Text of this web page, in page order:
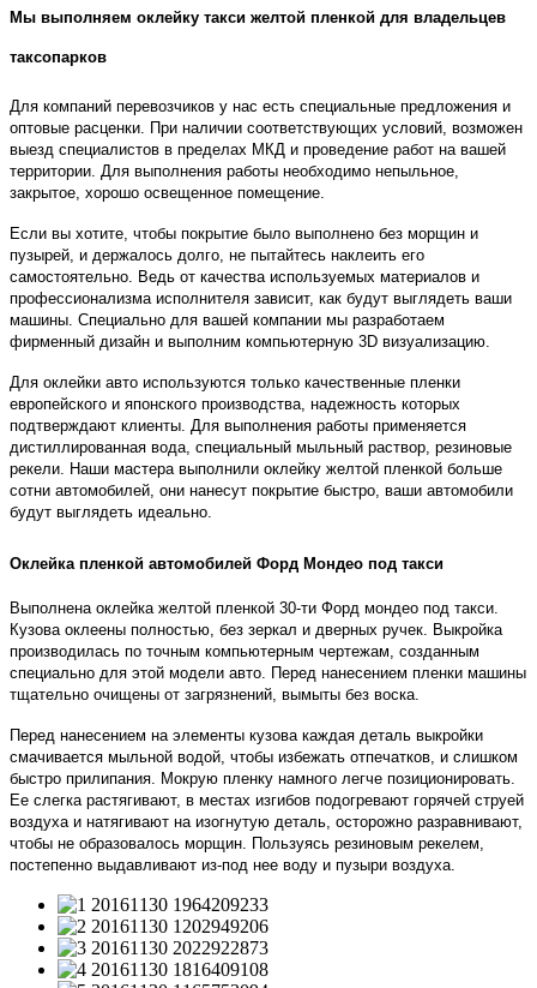
Мы выполняем оклейку такси желтой пленкой для владельцев
таксопарков
Для компаний перевозчиков у нас есть специальные предложения и
оптовые расценки. При наличии соответствующих условий, возможен
выезд специалистов в пределах МКД и проведение работ на вашей
территории. Для выполнения работы необходимо непыльное,
закрытое, хорошо освещенное помещение.
Если вы хотите, чтобы покрытие было выполнено без морщин и
пузырей, и держалось долго, не пытайтесь наклеить его
самостоятельно. Ведь от качества используемых материалов и
профессионализма исполнителя зависит, как будут выглядеть ваши
машины. Специально для вашей компании мы разработаем
фирменный дизайн и выполним компьютерную 3D визуализацию.
Для оклейки авто используются только качественные пленки
европейского и японского производства, надежность которых
подтверждают клиенты. Для выполнения работы применяется
дистиллированная вода, специальный мыльный раствор, резиновые
рекели. Наши мастера выполнили оклейку желтой пленкой больше
сотни автомобилей, они нанесут покрытие быстро, ваши автомобили
будут выглядеть идеально.
Оклейка пленкой автомобилей Форд Мондео под такси
Выполнена оклейка желтой пленкой 30-ти Форд мондео под такси.
Кузова оклеены полностью, без зеркал и дверных ручек. Выкройка
производилась по точным компьютерным чертежам, созданным
специально для этой модели авто. Перед нанесением пленки машины
тщательно очищены от загрязнений, вымыты без воска.
Перед нанесением на элементы кузова каждая деталь выкройки
смачивается мыльной водой, чтобы избежать отпечатков, и слишком
быстро прилипания. Мокрую пленку намного легче позиционировать.
Ее слегка растягивают, в местах изгибов подогревают горячей струей
воздуха и натягивают на изогнутую деталь, осторожно разравнивают,
чтобы не образовалось морщин. Пользуясь резиновым рекелем,
постепенно выдавливают из-под нее воду и пузыри воздуха.